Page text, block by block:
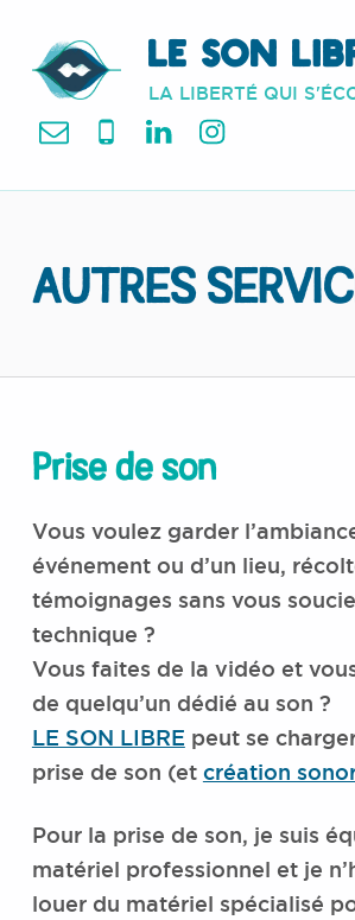
LE SON
LA LIBERTÉ QUI
mailTel LinkedIn
Instagram
AUTRES
Prise de son
Vous voulez garder
événement ou d’un lieu,
témoignages sans vous
technique ?
Vous faites de la vidéo et
de quelqu’un dédié au son ?
LE SON LIBRE peut se
prise de son (et création
Pour la prise de son, je suis
matériel professionnel et je
louer du matériel spécialisé